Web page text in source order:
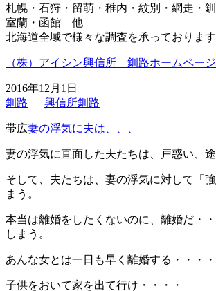
札幌・石狩・留萌・稚内・紋別・網走・
室蘭・函館 他
北海道全域で様々な調査を承っております
（株）アイシン興信所 釧路ホームページ
2016年12月1日
釧路
興信所釧路
帯広妻の浮気に夫は、、、
妻の浮気に直面した夫たちは、戸惑い、途
そして、夫たちは、妻の浮気に対して「
まう。
本当は離婚をしたくないのに、離婚だ・
しまう。
あんな女とは一日も早く離婚する・・・・
子供をおいて家を出て行け・・・・